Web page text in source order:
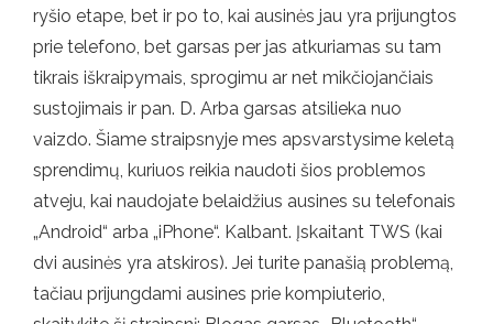
ryšio etape, bet ir po to, kai ausinės jau yra prijungtos
prie telefono, bet garsas per jas atkuriamas su tam
tikrais iškraipymais, sprogimu ar net mikčiojančiais
sustojimais ir pan. D. Arba garsas atsilieka nuo
vaizdo. Šiame straipsnyje mes apsvarstysime keletą
sprendimų, kuriuos reikia naudoti šios problemos
atveju, kai naudojate belaidžius ausines su telefonais
„Android“ arba „iPhone“. Kalbant. Įskaitant TWS (kai
dvi ausinės yra atskiros). Jei turite panašią problemą,
tačiau prijungdami ausines prie kompiuterio,